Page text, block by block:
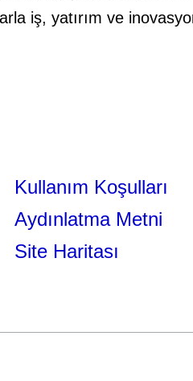
iş, yatırım ve
Kullanım Koşulları
Aydınlatma Metni
Site Haritası